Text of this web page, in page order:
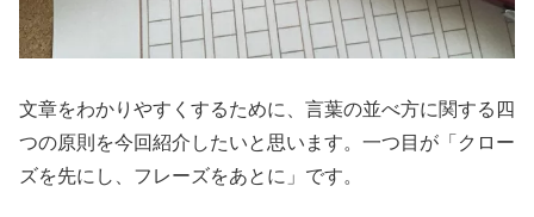
文章をわかりやすくするために、言葉の並べ方に関する四
つの原則を今回紹介したいと思います。一つ目が「クロー
ズを先にし、フレーズをあとに」です。